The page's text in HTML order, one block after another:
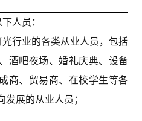
人员：
行业的各类从业人员，包括
酒吧夜场、婚礼庆典、设备
商、贸易商、在校学生等各
发展的从业人员；